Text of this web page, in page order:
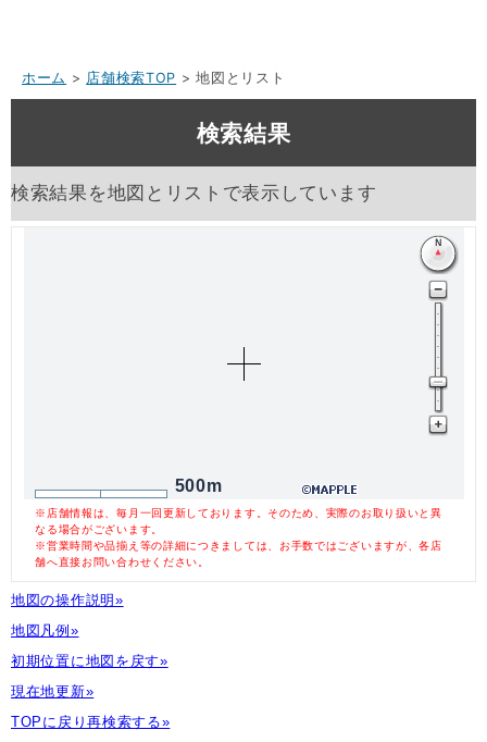
ホーム > 店舗検索TOP > 地図とリスト
検索結果
検索結果を地図とリストで表示しています
500m
※店舗情報は、毎月一回更新しております。そのため、実際のお取り扱いと異
なる場合がございます。
※営業時間や品揃え等の詳細につきましては、お手数ではございますが、各店
舗へ直接お問い合わせください。
地図の操作説明»
地図凡例»
初期位置に地図を戻す»
現在地更新»
TOPに戻り再検索する»